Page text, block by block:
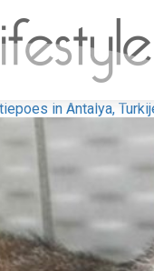
in Antalya,